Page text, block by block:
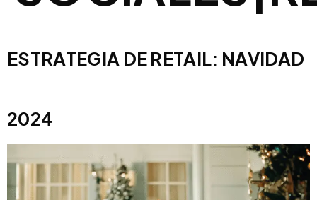
ESTRATEGIA DE RETAIL: NAVIDAD
2024